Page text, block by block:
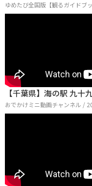
ゆめたび全国版【観るガイドブ
【千葉県】海の駅 九十
おでかけミニ動画チャンネル /